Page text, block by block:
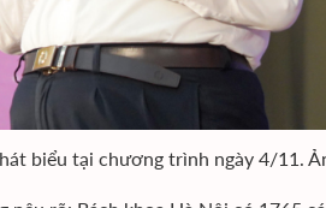
biểu tại chương trình ngày 4/11.